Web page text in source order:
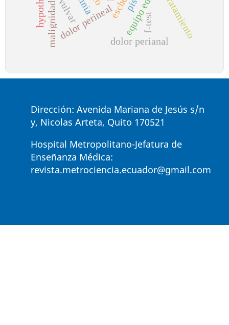
dolor perineal
dolor perianal
retratamiento
f-test
malignidad
Dirección: Avenida Mariana de Jesús s/n
y, Nicolas Arteta, Quito 170521
Hospital Metropolitano-Jefatura de
Enseñanza Médica:
revista.metrociencia.ecuador@gmail.com